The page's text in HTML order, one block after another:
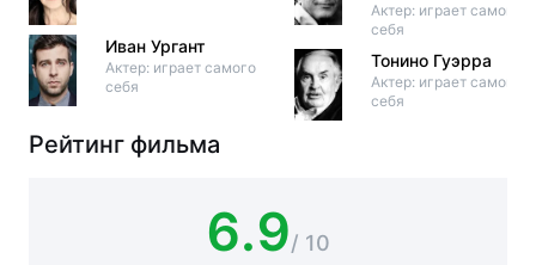
Иван Ургант
Актер: играет самого
себя
Актер: играет самого
себя
Тонино Гуэрра
Актер: играет самого
себя
Рейтинг фильма
6.9/ 10